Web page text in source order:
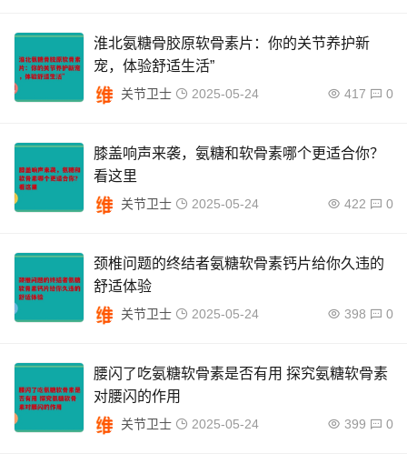
淮北氨糖骨胶原软骨素片：你的关节养护新
宠，体验舒适生活”
关节卫士 2025-05-24 417 0
膝盖响声来袭，氨糖和软骨素哪个更适合你？
看这里
关节卫士 2025-05-24 422 0
颈椎问题的终结者氨糖软骨素钙片给你久违的
舒适体验
关节卫士 2025-05-24 398 0
腰闪了吃氨糖软骨素是否有用 探究氨糖软骨素
对腰闪的作用
关节卫士 2025-05-24 399 0